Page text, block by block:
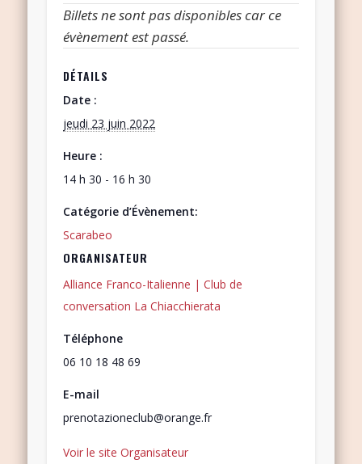
DÉTAILS
Date :
jeudi 23 juin 2022
Heure :
14 h 30 - 16 h 30
Catégorie d’Évènement:
Scarabeo
ORGANISATEUR
Alliance Franco-Italienne | Club de
conversation La Chiacchierata
Téléphone
06 10 18 48 69
E-mail
prenotazioneclub@orange.fr
Voir le site Organisateur
Billets ne sont pas disponibles car ce
évènement est passé.